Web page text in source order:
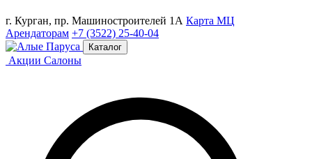
г. Курган, пр. Машиностроителей 1А Карта МЦ
Арендаторам +7 (3522) 25-40-04
Каталог
Акции Салоны